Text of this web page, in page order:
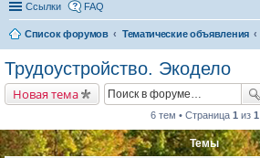
Ссылки FAQ
Список форумов Тематические объявления
Трудоустройство. Экодело
Новая тема
6 тем • Страница 1 из 1
Темы